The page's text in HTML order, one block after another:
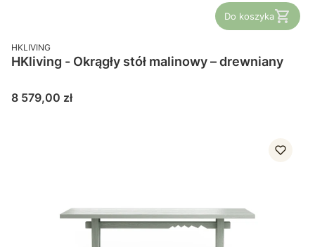
Do koszyka
PRODUCENT
HKLIVING
HKliving - Okrągły stół malinowy – drewniany
Cena
8 579,00 zł